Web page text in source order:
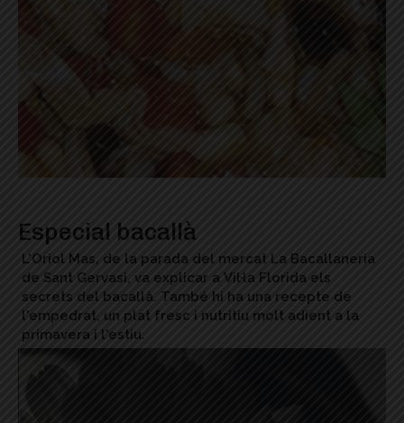
Especial bacallà
L'Oriol Mas, de la parada del mercat La Bacallaneria
de Sant Gervasi, va explicar a Vil·la Florida els
secrets del bacallà. També hi ha una recepte de
l'empedrat, un plat fresc i nutritiu molt adient a la
primavera i l'estiu.